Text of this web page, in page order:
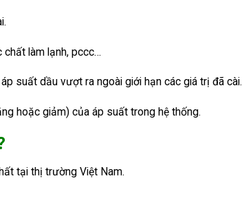
làm lạnh, pccc…
suất dầu vượt ra ngoài giới hạn các giá trị đã cài.
hoặc giảm) của áp suất trong hệ thống.
tại thị trường Việt Nam.